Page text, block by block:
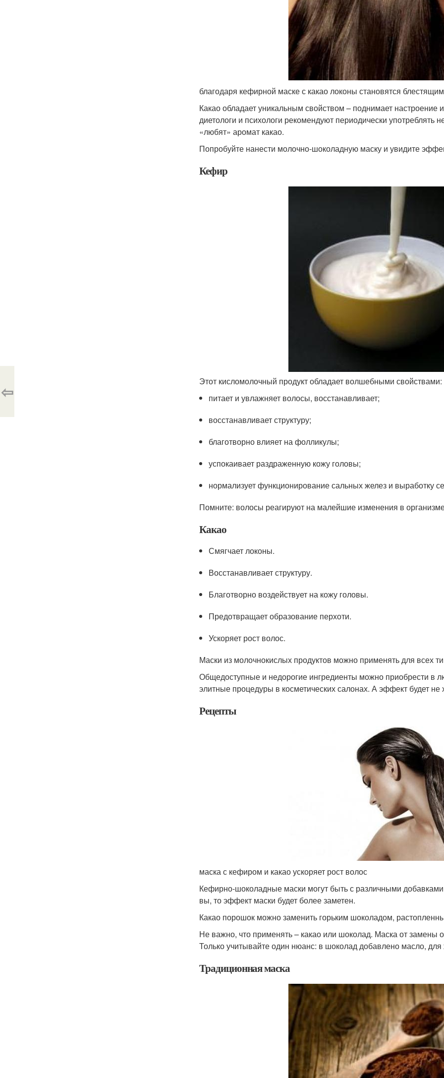
благодаря кефирной маске с какао локоны становятся
Какао обладает уникальным свойством – поднимает
диетологи и психологи рекомендуют периодически
«любят» аромат какао.
Попробуйте нанести молочно-шоколадную маску и увидите
Кефир
Этот кисломолочный продукт обладает волшебными свойствами:
питает и увлажняет волосы, восстанавливает;
восстанавливает структуру;
благотворно влияет на фолликулы;
успокаивает раздраженную кожу головы;
нормализует функционирование сальных желез и выработку
Помните: волосы реагируют на малейшие изменения в
Какао
Смягчает локоны.
Восстанавливает структуру.
Благотворно воздействует на кожу головы.
Предотвращает образование перхоти.
Ускоряет рост волос.
Маски из молочнокислых продуктов можно применять для всех
Общедоступные и недорогие ингредиенты можно приобрести в
элитные процедуры в косметических салонах. А эффект будет не
Рецепты
маска с кефиром и какао ускоряет рост волос
Кефирно-шоколадные маски могут быть с различными
вы, то эффект маски будет более заметен.
Какао порошок можно заменить горьким шоколадом,
Не важно, что применять – какао или шоколад. Маска от замены
Только учитывайте один нюанс: в шоколад добавлено масло,
Традиционная маска
⇦